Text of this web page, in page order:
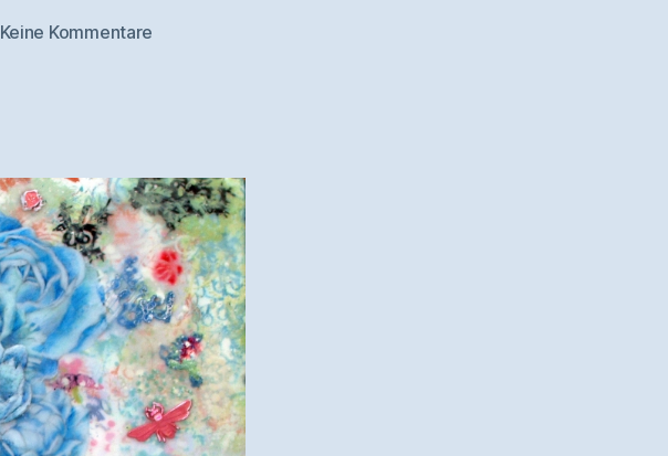
Keine Kommentare
Flowers
II